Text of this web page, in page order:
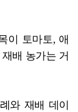
이 토마토, 애
배 농가는 거
와 재배 데이